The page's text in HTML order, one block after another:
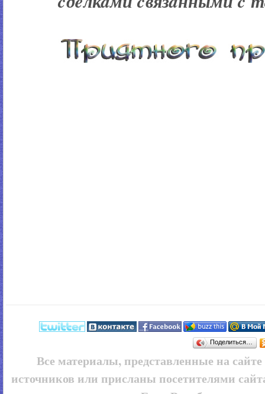
Поделиться…
Все материалы, представленные на сайте
источников или присланы посетителями